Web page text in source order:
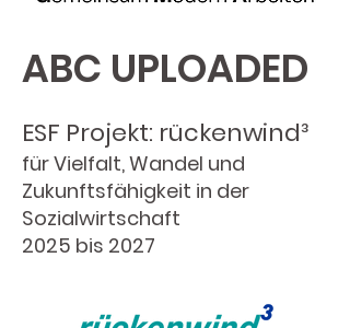
ABC UPLOADED
ESF Projekt: rückenwind³
für Vielfalt, Wandel und
Zukunftsfähigkeit in der
Sozialwirtschaft
2025 bis 2027